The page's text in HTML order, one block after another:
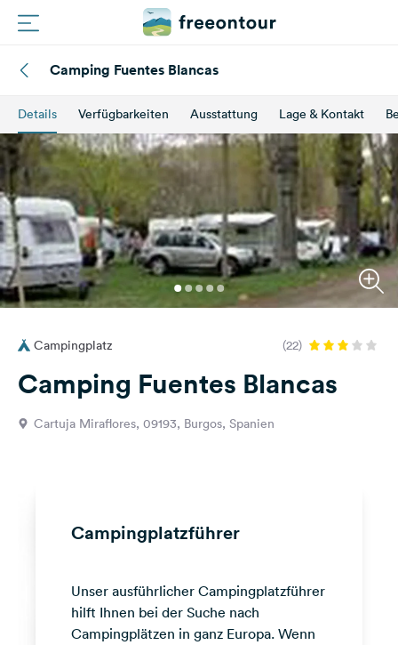
Routen
Plätze
Magazin
Partner
Registrieren
Einloggen
Fragen &
Feedback
Media
Facebook
Camping Fuentes Blancas
Details Verfügbarkeiten Ausstattung Lage & Kontakt
Campingplatz (22)
Camping Fuentes Blancas
Cartuja Miraflores, 09193, Burgos, Spanien
Campingplatzführer
Unser ausführlicher Campingplatzführer
hilft Ihnen bei der Suche nach
Campingplätzen in ganz Europa. Wenn